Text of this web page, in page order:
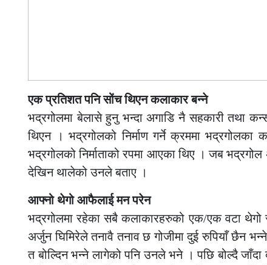
एक प्रतिशत पनि सोंच थिएन कलाकार बन्ने
भद्रगोलमा बेलासे हुनु भन्दा अगाडि नै सहकारी तथा
थिएन । भद्रगोलको निर्माण गर्ने क्रममा
भद्रगोलको निर्माताको रपमा आएका थिए । जब
देखिन थालेको उनले बताए ।
आफ्नो थेगो आफैलाई मन परेन
भद्रगोलमा रहेका सबै कलाकारहरुको एक/एक वटा थेगो
अर्जुन घिमिरेले तनावै तनाव छ गोजीमा दुई रुपियाँ छैन
त बोल्दिन भन्ने लागेको पनि उनले भने । पछि बोल्दै